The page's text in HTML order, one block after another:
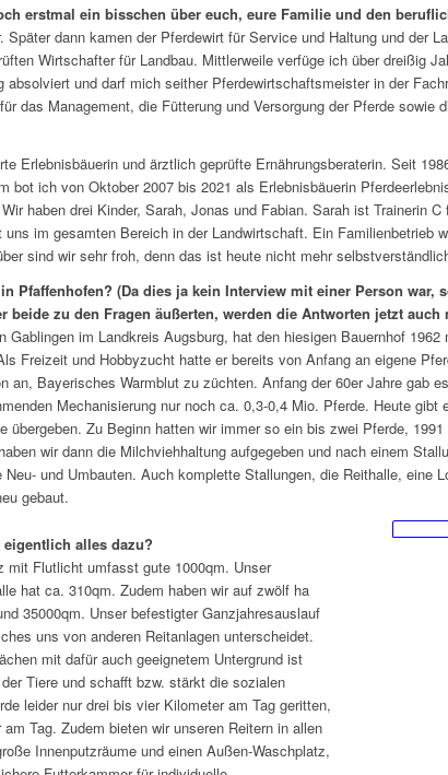
erstmal ein bisschen über euch, eure Familie und den
dann kamen der Pferdewirt für Service und Haltung und der
Wirtschafter für Landbau. Mittlerweile verfüge ich über dreißig
und darf mich seither Pferdewirtschaftsmeister in der
das Management, die Fütterung und Versorgung der Pferde sowie
Erlebnisbäuerin und ärztlich geprüfte Ernährungsberaterin. Seit
bot ich von Oktober 2007 bis 2021 als Erlebnisbäuerin
haben drei Kinder, Sarah, Jonas und Fabian. Sarah ist Trainerin
im gesamten Bereich in der Landwirtschaft. Ein Familienbetrieb
sind wir sehr froh, denn das ist heute nicht mehr
Pfaffenhofen? (Da dies ja kein Interview mit einer Person war,
zu den Fragen äußerten, werden die Antworten jetzt
Gablingen im Landkreis Augsburg, hat den hiesigen Bauernhof
Freizeit und Hobbyzucht hatte er bereits von Anfang an eigene
an, Bayerisches Warmblut zu züchten. Anfang der 60er Jahre gab
Mechanisierung nur noch ca. 0,3-0,4 Mio. Pferde. Heute gibt
übergeben. Zu Beginn hatten wir immer so ein bis zwei Pferde,
wir dann die Milchviehhaltung aufgegeben und nach einem
und Umbauten. Auch komplette Stallungen, die Reithalle, eine
gebaut.
alles dazu?
mit Flutlicht umfasst gute 1000qm. Unser
hat ca. 310qm. Zudem haben wir auf zwölf ha
35000qm. Unser befestigter Ganzjahresauslauf
uns von anderen Reitanlagen unterscheidet.
mit dafür auch geeignetem Untergrund ist
Tiere und schafft bzw. stärkt die sozialen
leider nur drei bis vier Kilometer am Tag geritten,
Tag. Zudem bieten wir unseren Reitern in allen
Innenputzräume und einen Außen-Waschplatz,